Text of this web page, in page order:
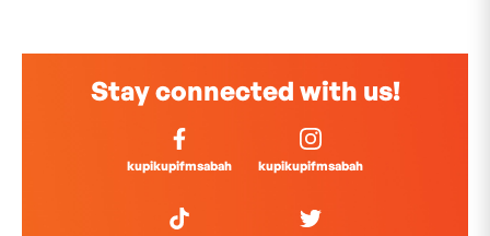
Stay connected with us!
kupikupifmsabah kupikupifmsabah